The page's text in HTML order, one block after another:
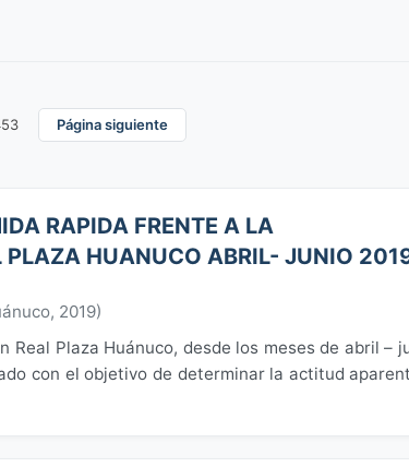
Página siguiente
RAPIDA FRENTE A LA
PLAZA HUANUCO ABRIL- JUNIO
, 2019)
Plaza Huánuco, desde los meses de abril –
con el objetivo de determinar la actitud